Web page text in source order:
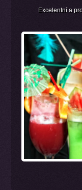
Excelentní a